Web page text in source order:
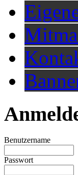
Benutzername
Passwort